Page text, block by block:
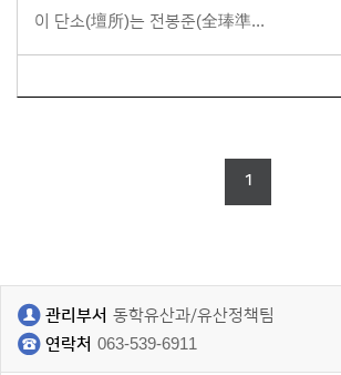
이 단소(壇所)는 전봉준(全琫準...
1
관리부서 동학유산과/유산정책팀
연락처 063-539-6911